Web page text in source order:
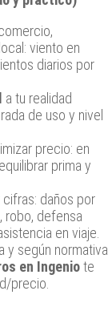
viento en
diarios por
a tu realidad
de uso y nivel
precio: en
prima y
daños por
robo, defensa
en viaje.
y según normativa
en Ingeniote
precio.